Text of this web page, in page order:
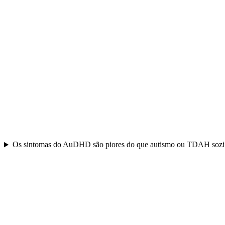
Os sintomas do AuDHD são piores do que autismo ou TDAH